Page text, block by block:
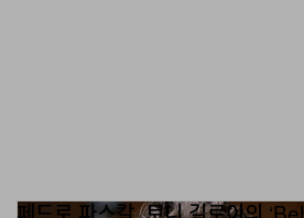
편에서 현을 울리다